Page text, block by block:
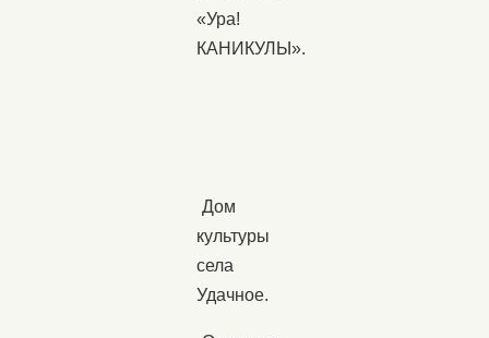
«Ура!
КАНИКУЛЫ».
Дом
культуры
села
Удачное.